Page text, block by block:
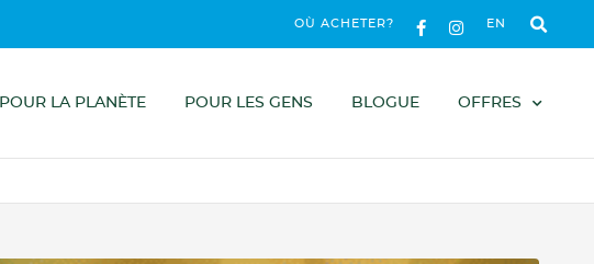
OÙ ACHETER? EN
POUR LA PLANÈTE POUR LES GENS BLOGUE OFFRES